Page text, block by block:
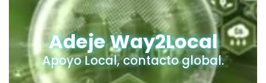
Adeje Way2Local
Apoyo Local, contacto global.